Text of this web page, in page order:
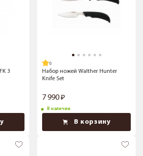
3
Набор ножей Walther Hunter
Knife Set
7 990
В наличии
В корзину